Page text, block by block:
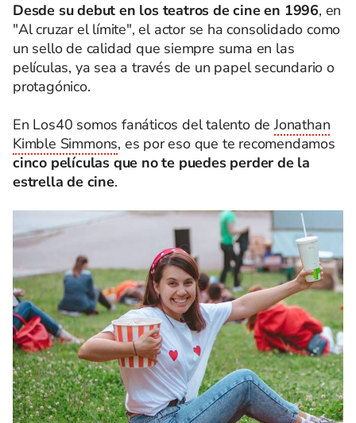
Desde su debut en los teatros de cine en 1996, en
"Al cruzar el límite", el actor se ha consolidado como
un sello de calidad que siempre suma en las
películas, ya sea a través de un papel secundario o
protagónico.
En Los40 somos fanáticos del talento deJonathan
Kimble Simmons, es por eso que te recomendamos
cinco películas que no te puedes perder de la
estrella de cine.